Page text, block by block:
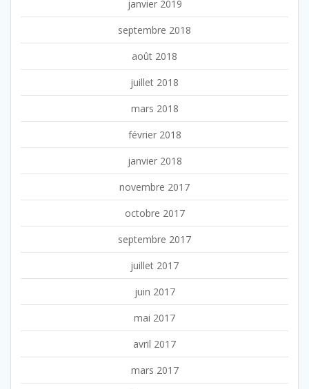
janvier 2019
septembre 2018
août 2018
juillet 2018
mars 2018
février 2018
janvier 2018
novembre 2017
octobre 2017
septembre 2017
juillet 2017
juin 2017
mai 2017
avril 2017
mars 2017